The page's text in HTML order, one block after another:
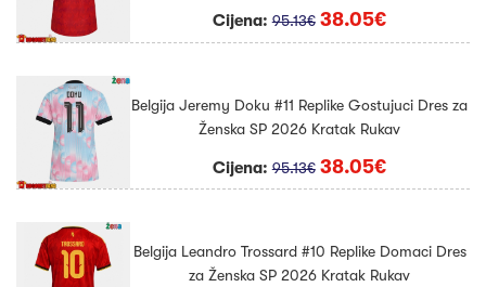
Cijena:95.13€ 38.05€
Belgija Jeremy Doku #11 Replike Gostujuci Dres za
Ženska SP 2026 Kratak Rukav
Cijena:95.13€ 38.05€
Belgija Leandro Trossard #10 Replike Domaci Dres
za Ženska SP 2026 Kratak Rukav